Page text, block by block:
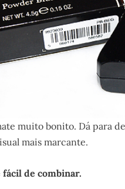
muito bonito. Dá para
mais marcante.
de combinar.